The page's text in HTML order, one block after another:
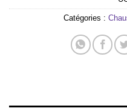
Catégories :